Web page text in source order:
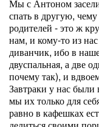
Мы с Антоном
спать в другую,
родителей - это ж
нам, и кому-то из
диванчик, ибо в
двуспальная, а две
почему так), и
Завтраки у нас
мы их только для
равно в кафешках